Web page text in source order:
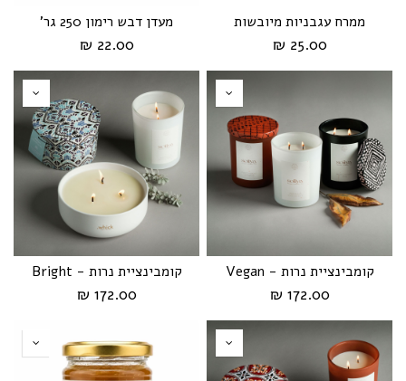
ממרח עגבניות מיובשות
25.00 ₪
מעדן דבש רימון 250 גר'
22.00 ₪
קומבינציית נרות - Vegan
172.00 ₪
קומבינציית נרות - Bright
172.00 ₪